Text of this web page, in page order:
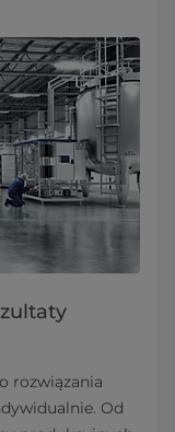
rozwiązania
Od